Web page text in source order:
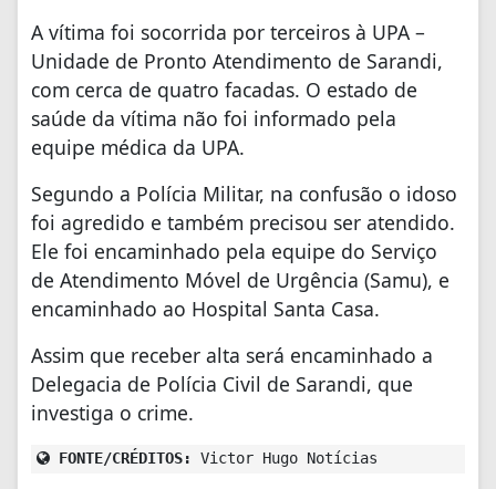
A vítima foi socorrida por terceiros à UPA –
Unidade de Pronto Atendimento de Sarandi,
com cerca de quatro facadas. O estado de
saúde da vítima não foi informado pela
equipe médica da UPA.
Segundo a Polícia Militar, na confusão o idoso
foi agredido e também precisou ser atendido.
Ele foi encaminhado pela equipe do Serviço
de Atendimento Móvel de Urgência (Samu), e
encaminhado ao Hospital Santa Casa.
Assim que receber alta será encaminhado a
Delegacia de Polícia Civil de Sarandi, que
investiga o crime.
FONTE/CRÉDITOS: Victor Hugo Notícias